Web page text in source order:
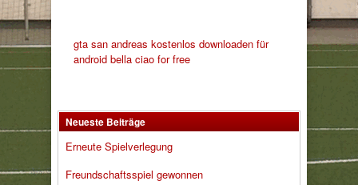
gta san andreas kostenlos downloaden für
android bella ciao for free
Neueste Beiträge
Erneute Spielverlegung
Freundschaftsspiel gewonnen